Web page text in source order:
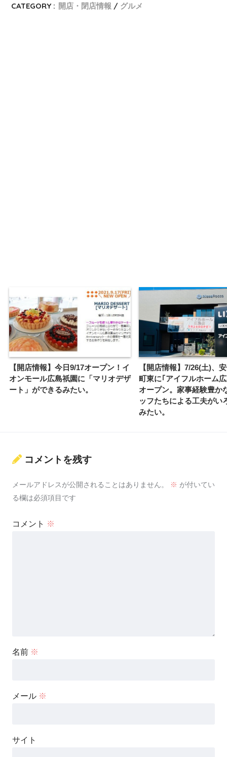
CATEGORY : 開店・閉店情報 グルメ
【開店情報】今日9/17オープン！イ
オンモール広島祇園に「マリオデザ
ート」ができるみたい。
【開店情報】7/26(土)、
町東に｢アイフルホーム
オープン。家事経験豊か
ッフたちによる工夫がい
みたい。
コメントを残す
メールアドレスが公開されることはありません。 ※ が付いてい
る欄は必須項目です
コメント ※
名前 ※
メール ※
サイト